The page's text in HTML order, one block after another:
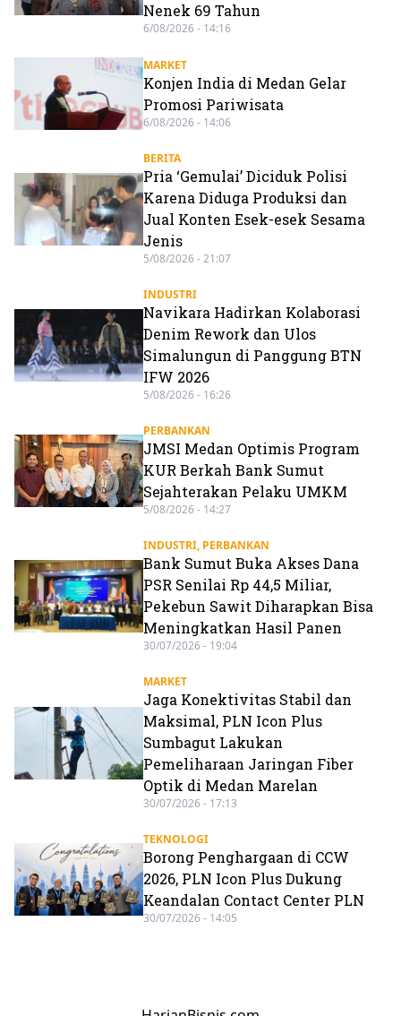
Nenek 69 Tahun
6/08/2026 - 14:16
MARKET
Konjen India di Medan Gelar
Promosi Pariwisata
6/08/2026 - 14:06
BERITA
Pria ‘Gemulai’ Diciduk Polisi
Karena Diduga Produksi dan
Jual Konten Esek-esek Sesama
Jenis
5/08/2026 - 21:07
INDUSTRI
Navikara Hadirkan Kolaborasi
Denim Rework dan Ulos
Simalungun di Panggung BTN
IFW 2026
5/08/2026 - 16:26
PERBANKAN
JMSI Medan Optimis Program
KUR Berkah Bank Sumut
Sejahterakan Pelaku UMKM
5/08/2026 - 14:27
INDUSTRI, PERBANKAN
Bank Sumut Buka Akses Dana
PSR Senilai Rp 44,5 Miliar,
Pekebun Sawit Diharapkan Bisa
Meningkatkan Hasil Panen
30/07/2026 - 19:04
MARKET
Jaga Konektivitas Stabil dan
Maksimal, PLN Icon Plus
Sumbagut Lakukan
Pemeliharaan Jaringan Fiber
Optik di Medan Marelan
30/07/2026 - 17:13
TEKNOLOGI
Borong Penghargaan di CCW
2026, PLN Icon Plus Dukung
Keandalan Contact Center PLN
30/07/2026 - 14:05